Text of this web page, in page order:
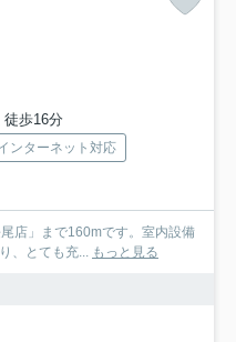
徒歩16分
ンターネット対応
店」まで160mです。室内設備
、とても充... もっと見る